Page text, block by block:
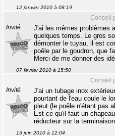
12 janvier 2010 à 08:19
Conseil
Invité
J'ai les mêmes problèmes
quelques temps. Le gros
démonter le tuyau, il est
poêle par le goudron, que
Merci de me donner des
07 février 2010 à 15:50
Conseil
Invité
J'ai un tubage inox
pourtant de l'eau coule le
pleut (le poêle n'étant pas
Est-ce qu'il faut un
réducteur sur la
15 juin 2010 à 12:04